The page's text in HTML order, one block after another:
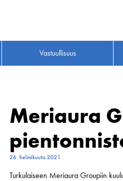
Vastuullisuus
Meriaura
26. helmikuuta 2021
Turkulaiseen Meriaura Groupiin